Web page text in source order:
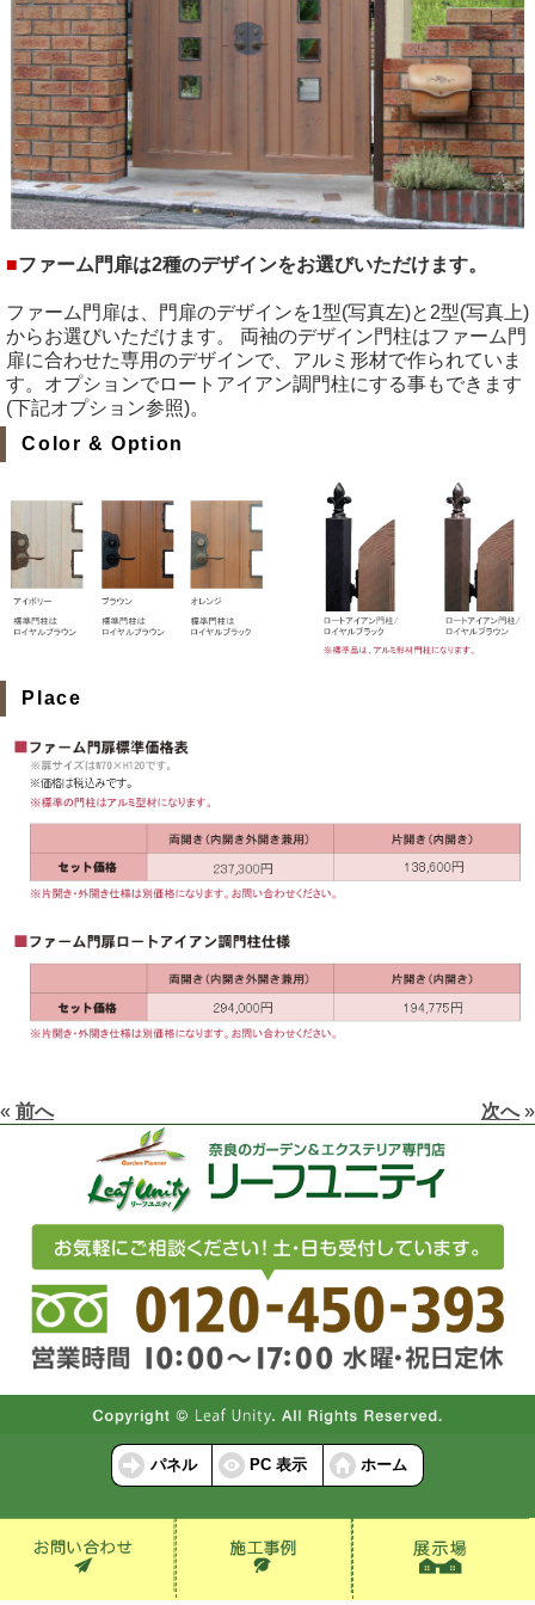
■ファーム門扉は2種のデザインをお選びいただけます。
ファーム門扉は、門扉のデザインを1型(写真左)と2型(写真上)
からお選びいただけます。 両袖のデザイン門柱はファーム門
扉に合わせた専用のデザインで、アルミ形材で作られていま
す。オプションでロートアイアン調門柱にする事もできます
(下記オプション参照)。
Color & Option
Place
« 前へ 次へ»
パネル PC 表示 ホーム